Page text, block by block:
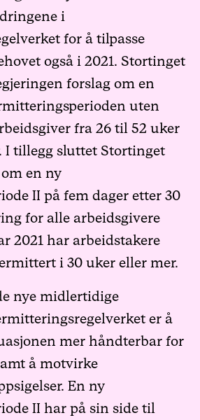
i
for å tilpasse
også i 2021. Stortinget
forslag om en
uten
fra 26 til 52 uker
I tillegg sluttet Stortinget
en ny
II på fem dager etter 30
for alle arbeidsgivere
2021 har arbeidstakere
i 30 uker eller mer.
nye midlertidige
er å
mer håndterbar for
å motvirke
En ny
II har på sin side til